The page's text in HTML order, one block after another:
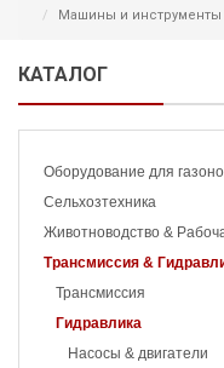
Машины и
КАТАЛОГ
Оборудование для
Сельхозтехника
Животноводство &
Трансмиссия &
Трансмиссия
Гидравлика
Насосы & двигатели